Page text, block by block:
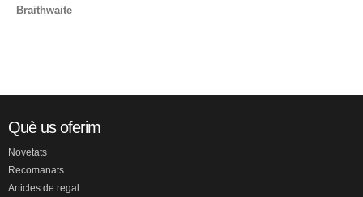
Braithwaite
Què us oferim
Novetats
Recomanats
Articles de regal